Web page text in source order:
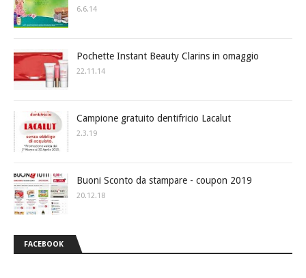
6.6.14
Pochette Instant Beauty Clarins in omaggio
22.11.14
Campione gratuito dentifricio Lacalut
2.3.19
Buoni Sconto da stampare - coupon 2019
20.12.18
FACEBOOK